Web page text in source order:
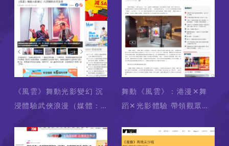
港商報） 2025-01-11
《風雲》舞動光影變幻 沉
浸體驗武俠浪漫（媒體：
2025-01-10
舞動《風雲》：港漫✕舞
蹈✕光影體驗 帶領觀眾走
（媒體：Wen Wei Po /